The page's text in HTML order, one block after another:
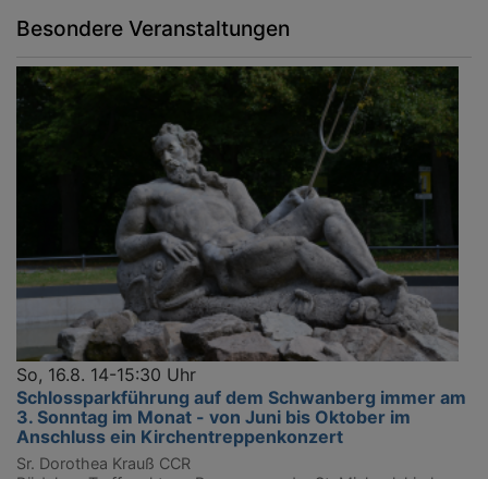
Besondere Veranstaltungen
So, 16.8. 14-15:30 Uhr
Schlossparkführung auf dem Schwanberg immer am
3. Sonntag im Monat - von Juni bis Oktober im
Anschluss ein Kirchentreppenkonzert
Sr. Dorothea Krauß CCR